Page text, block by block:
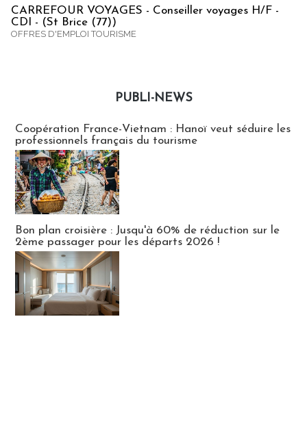
CARREFOUR VOYAGES - Conseiller voyages H/F -
CDI - (St Brice (77))
OFFRES D'EMPLOI TOURISME
PUBLI-NEWS
Coopération France-Vietnam : Hanoï veut séduire les
professionnels français du tourisme
Bon plan croisière : Jusqu'à 60% de réduction sur le
2ème passager pour les départs 2026 !